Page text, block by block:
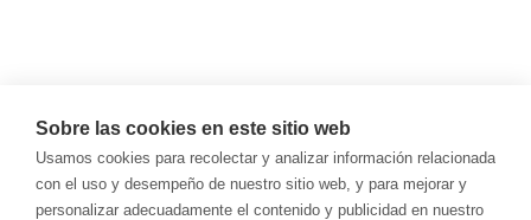
Sobre las cookies en este sitio web
Usamos cookies para recolectar y analizar información relacionada
con el uso y desempeño de nuestro sitio web, y para mejorar y
personalizar adecuadamente el contenido y publicidad en nuestro